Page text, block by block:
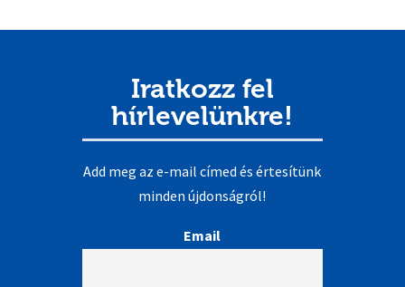
Iratkozz fel
hírlevelünkre!
Add meg az e-mail címed és értesítünk
minden újdonságról!
Email